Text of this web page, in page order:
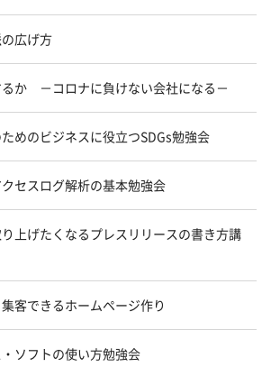
広げ方
か －コロナに負けない会社になる－
ためのビジネスに役立つSDGs勉強会
クセスログ解析の基本勉強会
上げたくなるプレスリリースの書き方講
客できるホームページ作り
ソフトの使い方勉強会